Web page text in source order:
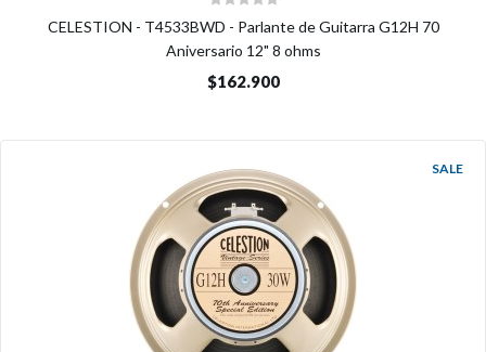
CELESTION - T4533BWD - Parlante de Guitarra G12H 70
Aniversario 12" 8 ohms
$162.900
SALE